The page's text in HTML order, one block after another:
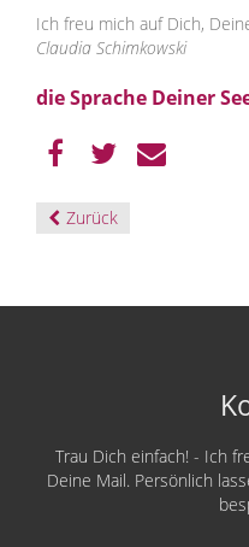
Ich freu mich auf Dich,
Claudia Schimkowski
die Sprache Deiner
Zurück
Trau Dich einfach! - Ich
Deine Mail. Persönlich